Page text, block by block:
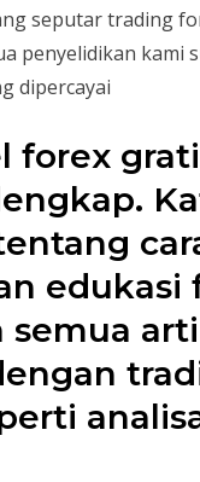
seputar trading
penyelidikan kami
dipercayai
forex
edukasi
semua